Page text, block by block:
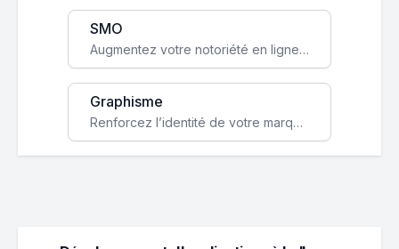
SMO
Augmentez votre notoriété en ligne et stimulez la croissance de votre entreprise grâce à une stratégie sociale sur mesure.
Graphisme
Renforcez l’identité de votre marque avec un design unique qui capte l’attention et engage vos clients.